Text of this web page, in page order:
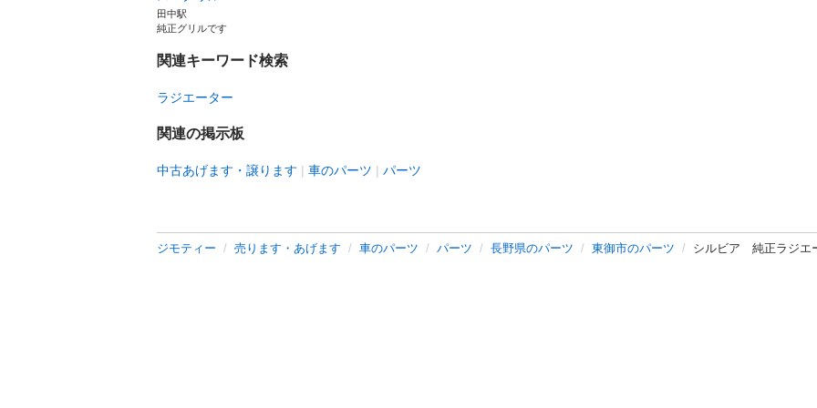
田中駅
純正グリルです
関連キーワード検索
ラジエーター
関連の掲示板
中古あげます・譲ります 車のパーツ パーツ
ジモティー 売ります・あげます 車のパーツ パーツ 長野県のパーツ 東御市のパーツ シルビア 純正ラジエ